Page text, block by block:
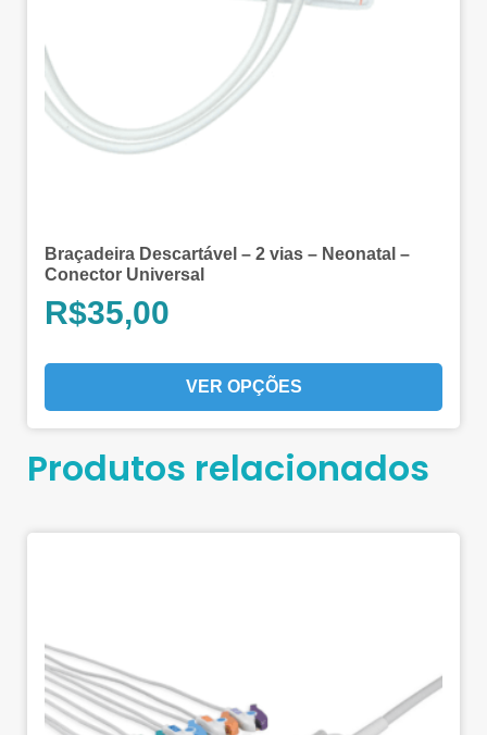
Braçadeira Descartável – 2 vias – Neonatal –
Conector Universal
R$35,00
VER OPÇÕES
Produtos relacionados